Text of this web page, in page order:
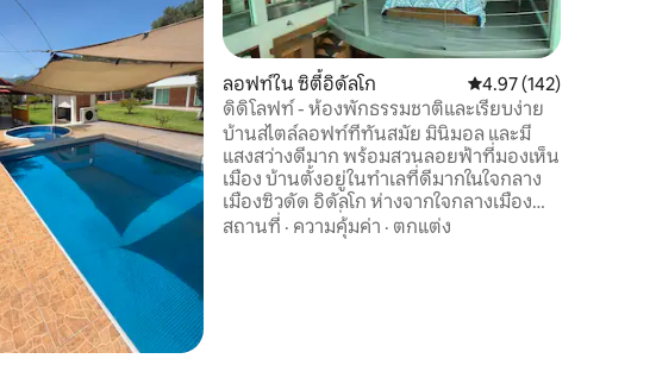
ลอฟท์ใน ซิตี้อิดัลโก คะแนนเฉลี่ย 4.97 จาก
4.97 (142)
ดิดิโลฟท์ - ห้องพักธรรมชาติและเรียบง่าย
บ้านสไตล์ลอฟท์ที่ทันสมัย มินิมอล และมี
แสงสว่างดีมาก พร้อมสวนลอยฟ้าที่มองเห็น
เมือง บ้านตั้งอยู่ในทำเลที่ดีมากในใจกลาง
เมืองซิวดัด อิดัลโก ห่างจากใจกลางเมือง
เพียง 4 บล็อก ซึ่งมีร้านอาหารและบาร์
สถานที่ · ความคุ้มค่า · ตกแต่ง